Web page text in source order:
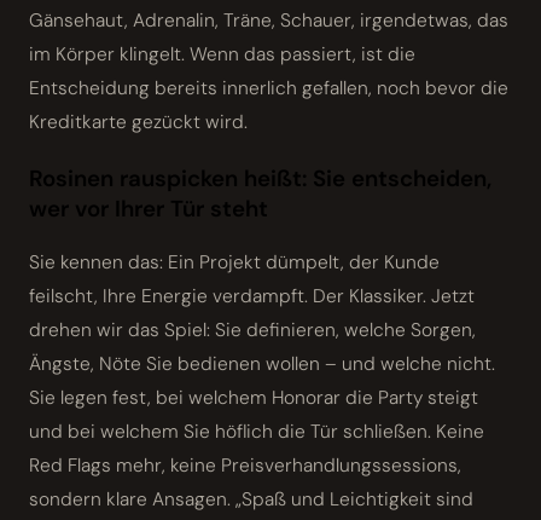
Gänsehaut, Adrenalin, Träne, Schauer, irgendetwas, das
im Körper klingelt. Wenn das passiert, ist die
Entscheidung bereits innerlich gefallen, noch bevor die
Kreditkarte gezückt wird.
Rosinen rauspicken heißt: Sie entscheiden,
wer vor Ihrer Tür steht
Sie kennen das: Ein Projekt dümpelt, der Kunde
feilscht, Ihre Energie verdampft. Der Klassiker. Jetzt
drehen wir das Spiel: Sie definieren, welche Sorgen,
Ängste, Nöte Sie bedienen wollen – und welche nicht.
Sie legen fest, bei welchem Honorar die Party steigt
und bei welchem Sie höflich die Tür schließen. Keine
Red Flags mehr, keine Preisverhandlungssessions,
sondern klare Ansagen. „Spaß und Leichtigkeit sind